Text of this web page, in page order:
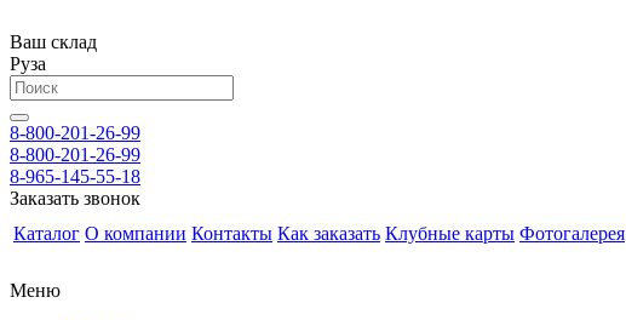
Ваш склад
Руза
8-800-201-26-99
8-800-201-26-99
8-965-145-55-18
Заказать звонок
Каталог О компании Контакты Как заказать Клубные карты Фотогалерея
Меню